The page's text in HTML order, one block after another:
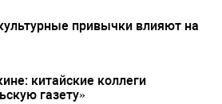
привычки влияют на
китайские коллеги
газету»